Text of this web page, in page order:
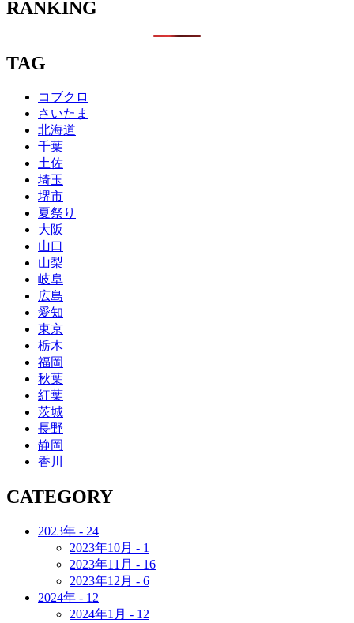
RANKING
TAG
コブクロ
さいたま
北海道
千葉
土佐
埼玉
堺市
夏祭り
大阪
山口
山梨
岐阜
広島
愛知
東京
栃木
福岡
秋葉
紅葉
茨城
長野
静岡
香川
CATEGORY
2023年 - 24
2023年10月 - 1
2023年11月 - 16
2023年12月 - 6
2024年 - 12
2024年1月 - 12